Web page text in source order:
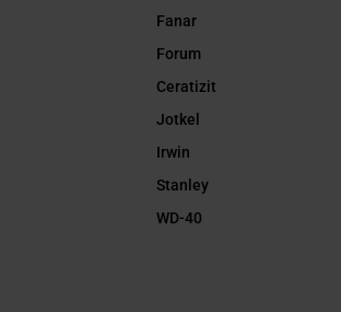
Fanar
Forum
Ceratizit
Jotkel
Irwin
Stanley
WD-40